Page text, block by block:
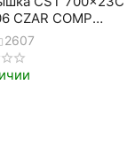
CZAR COMP
синий)
2607